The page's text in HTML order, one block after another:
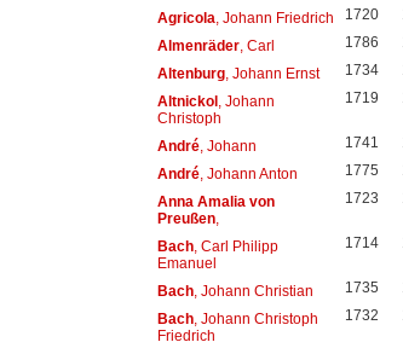
Agricola , Johann Friedrich 1720
Almenräder, Carl 1786
Altenburg, Johann Ernst 1734
Altnickol, Johann
Christoph
1719
André, Johann 1741
André, Johann Anton 1775
Anna Amalia von
Preußen,
1723
Bach, Carl Philipp
Emanuel
1714
Bach, Johann Christian 1735
Bach, Johann Christoph
Friedrich
1732